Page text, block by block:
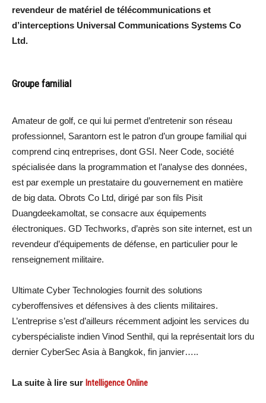
revendeur de matériel de télécommunications et
d’interceptions Universal Communications Systems Co
Ltd.
Groupe familial
Amateur de golf, ce qui lui permet d’entretenir son réseau
professionnel, Sarantorn est le patron d’un groupe familial qui
comprend cinq entreprises, dont GSI. Neer Code, société
spécialisée dans la programmation et l’analyse des données,
est par exemple un prestataire du gouvernement en matière
de big data. Obrots Co Ltd, dirigé par son fils Pisit
Duangdeekamoltat, se consacre aux équipements
électroniques. GD Techworks, d’après son site internet, est un
revendeur d’équipements de défense, en particulier pour le
renseignement militaire.
Ultimate Cyber Technologies fournit des solutions
cyberoffensives et défensives à des clients militaires.
L’entreprise s’est d’ailleurs récemment adjoint les services du
cyberspécialiste indien Vinod Senthil, qui la représentait lors du
dernier CyberSec Asia à Bangkok, fin janvier…..
La suite à lire sur Intelligence Online